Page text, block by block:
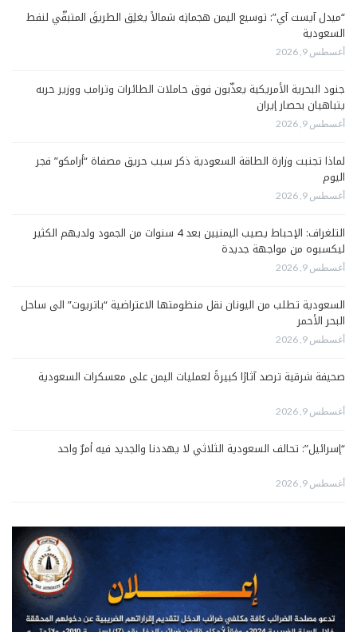
“ميدل آيست آي”: توسيع اليمن هجماتِه شمالاً يغلِق الطريقَ المتبقّي لنفط
السعودية
أغسطس 9, 2026
جنود البحرية الأمريكية يعذّبون فوق حاملات الطائرات وترامب ووزير حربه
يتباهيان بحصار إيران
أغسطس 9, 2026
لماذا تجنبت وزارة الطاقة السعودية ذكر سبب حريق مصفاة “أرامكو” فجر
اليوم
أغسطس 9, 2026
التلغراف: الإحباط يصيب اليمنيين بعد 4 سنوات من الجمود ولديهم الكثير
ليكسبوه من مواجهة جديدة
أغسطس 9, 2026
السعودية تطلب من اليونان نقل منظومتها الاعتراضية “باتريوت” الى ساحل
البحر الأحمر
أغسطس 9, 2026
صحيفة شرقية ترصد آثارًا كبيرةً لعمليات اليمن على معسكرات السعودية
أغسطس 9, 2026
“إسرائيل”: تحالف السعودية الثلاثي لا يهددنا والجديد فيه أمرٌ واحد
أغسطس 9, 2026